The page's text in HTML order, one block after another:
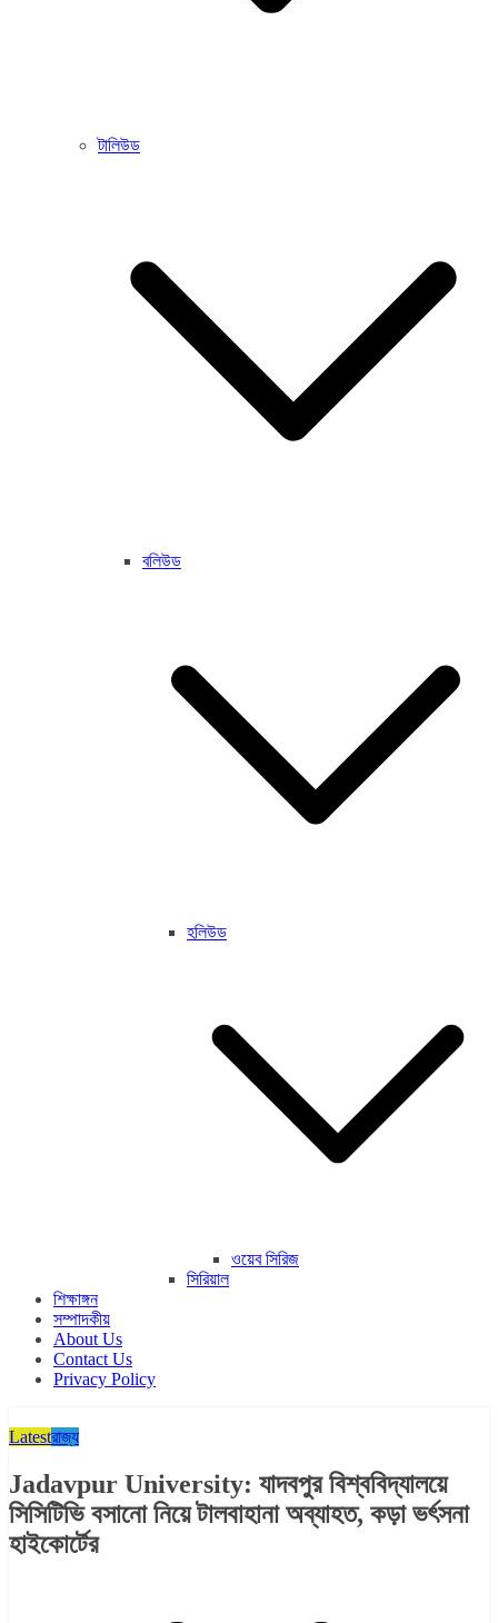
টালিউড
বলিউড
হলিউড
ওয়েব সিরিজ
সিরিয়াল
শিক্ষাঙ্গন
সম্পাদকীয়
About Us
Contact Us
Privacy Policy
Latestরাজ্য​
Jadavpur University: যাদবপুর বিশ্ববিদ্যালয়ে
সিসিটিভি বসানো নিয়ে টালবাহানা অব্যাহত, কড়া ভর্ৎসনা
হাইকোর্টের